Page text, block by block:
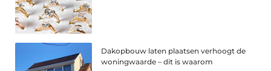
Dakopbouw laten plaatsen verhoogt de
woningwaarde – dit is waarom